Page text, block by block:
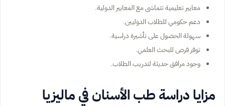
معايير تعليمية تتماشى مع المعايير الدولية.
دعم حكومي للطلاب الدوليين.
سهولة الحصول على تأشيرة دراسية.
توفر فرص للبحث العلمي.
وجود مرافق حديثة لتدريب الطلاب.
مزايا دراسة طب الأسنان في ماليزيا